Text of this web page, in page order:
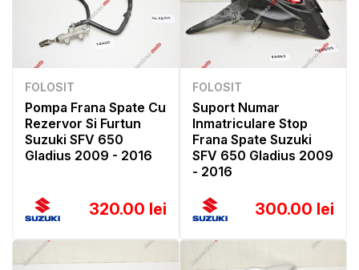
FOLOSIT
Pompa Frana Spate Cu
Rezervor Si Furtun
Suzuki SFV 650
Gladius 2009 - 2016
320.00 lei
FOLOSIT
Suport Numar
Inmatriculare Stop
Frana Spate Suzuki
SFV 650 Gladius 2009
- 2016
300.00 lei